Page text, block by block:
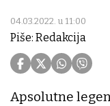
04.03.2022. u 11:00
Piše: Redakcija
Apsolutne